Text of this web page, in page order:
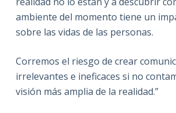
ambiente del momento tiene un
sobre las vidas de las personas.
Corremos el riesgo de crear
irrelevantes e ineficaces si no
visión más amplia de la realidad.”